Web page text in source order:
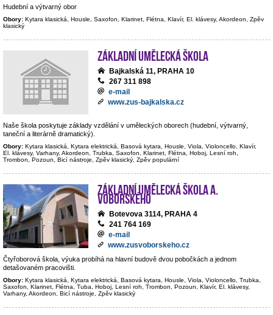
Hudební a výtvarný obor
Obory: Kytara klasická, Housle, Saxofon, Klarinet, Flétna, Klavír, El. klávesy, Akordeon, Zpěv
klasický
Základní umělecká škola
Bajkalská 11, PRAHA 10
267 311 898
e-mail
www.zus-bajkalska.cz
Naše škola poskytuje základy vzdělání v uměleckých oborech (hudební, výtvarný,
taneční a literárně dramatický).
Obory: Kytara klasická, Kytara elektrická, Basová kytara, Housle, Viola, Violoncello, Klavír,
El. klávesy, Varhany, Akordeon, Trubka, Saxofon, Klarinet, Flétna, Hoboj, Lesní roh,
Trombon, Pozoun, Bicí nástroje, Zpěv klasický, Zpěv populární
Základní umělecká škola A.
Voborského
Botevova 3114, PRAHA 4
241 764 169
e-mail
www.zusvoborskeho.cz
Čtyřoborová škola, výuka probíhá na hlavní budově dvou pobočkách a jednom
detašovaném pracovišti.
Obory: Kytara klasická, Kytara elektrická, Basová kytara, Housle, Viola, Violoncello, Trubka,
Saxofon, Klarinet, Flétna, Tuba, Hoboj, Lesní roh, Trombon, Pozoun, Klavír, El. klávesy,
Varhany, Akordeon, Bicí nástroje, Zpěv klasický